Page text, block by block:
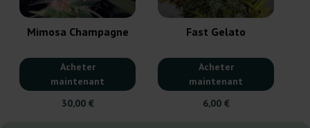
Mimosa Champagne
Acheter
maintenant
30,00 €
Fast Gelato
Acheter
maintenant
6,00 €